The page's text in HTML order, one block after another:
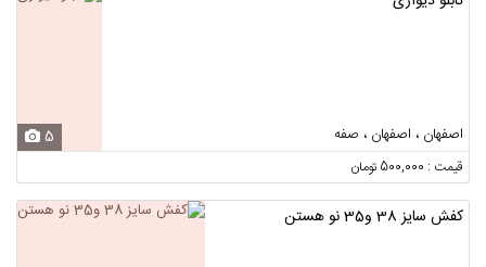
اصفهان ، اصفهان ، صفه 5
قیمت : 500,000 تومان
کفش سایز 38 و35 نو هستن